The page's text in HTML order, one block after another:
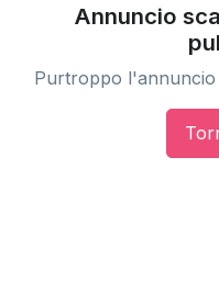
Annuncio
Purtroppo l'annuncio